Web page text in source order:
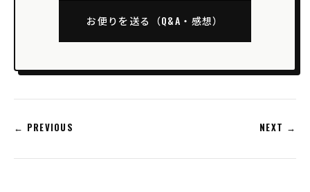
お便りを送る（Q&A・感想）
← PREVIOUS NEXT →